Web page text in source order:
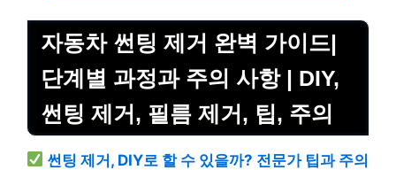
자동차 썬팅 제거 완벽 가이드|
단계별 과정과 주의 사항 | DIY,
썬팅 제거, 필름 제거, 팁, 주의
썬팅 제거, DIY로 할 수 있을까? 전문가 팁과 주의